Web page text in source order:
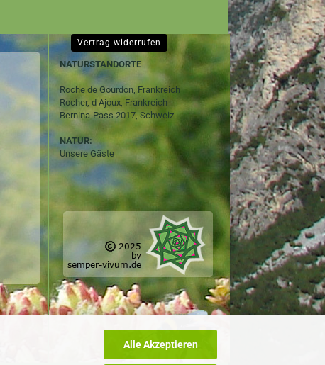
Alle Akzeptieren
NATURSTANDORTE
Roche de Gourdon, Frankreich
Rocher, d Ajoux, Frankreich
Bernina-Pass 2017, Schweiz
NATUR:
Unsere Gäste
Vertrag widerrufen